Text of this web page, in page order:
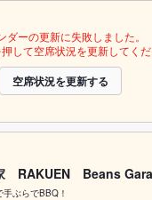
ダーの更新に失敗しました。
して空席状況を更新してくだ
空席状況を更新する
RAKUEN Beans
手ぶらでBBQ！